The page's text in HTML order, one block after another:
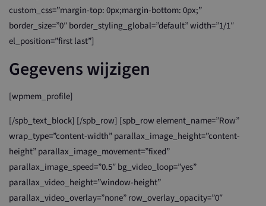
custom_css=”margin-top: 0px;margin-bottom: 0px;”
border_size=”0″ border_styling_global=”default” width=”1/1″
el_position=”first last”]
Gegevens wijzigen
[wpmem_profile]
[/spb_text_block] [/spb_row] [spb_row element_name=”Row”
wrap_type=”content-width” parallax_image_height=”content-
height” parallax_image_movement=”fixed”
parallax_image_speed=”0.5″ bg_video_loop=”yes”
parallax_video_height=”window-height”
parallax_video_overlay=”none” row_overlay_opacity=”0″